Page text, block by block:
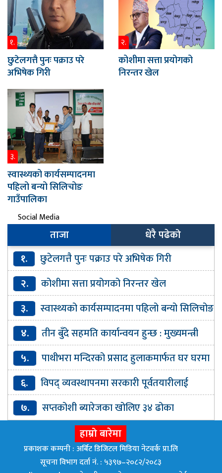
१.
छुटेलगत्तै पुनः पक्राउ परे
अभिषेक गिरी
२.
कोशीमा सत्ता प्रयोगको
निरन्तर खेल
३.
स्वास्थ्यको कार्यसम्पादनमा
पहिलो बन्यो सिलिचोङ
गाउँपालिका
Social Media
ताजा
धेरै पढेको
१.
छुटेलगत्तै पुनः पक्राउ परे अभिषेक गिरी
२.
कोशीमा सत्ता प्रयोगको निरन्तर खेल
३.
स्वास्थ्यको कार्यसम्पादनमा पहिलो बन्यो सिलिचोङ
गाउँपालिका
४.
तीन बुँदे सहमति कार्यान्वयन हुन्छ : मुख्यमन्त्री
कार्की
५.
पाथीभरा मन्दिरको प्रसाद हुलाकमार्फत घर घरमा
पठाइने
६.
विपद् व्यवस्थापनमा सरकारी पूर्वतयारीलाई
प्राथमिकतासाथ कार्यान्वयन गर्न सरकारलाई निर्देशन
७.
सप्तकोशी ब्यारेजका खोलिए ३४ ढोका
हाम्रो बारेमा
प्रकाशक कम्पनी : अर्बिट डिजिटल मिडिया नेटवर्क प्रा.लि
सूचना विभाग दर्ता नं. : ५३९७–२०८२/२०८३